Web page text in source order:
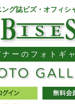
ング誌ビズ・オフィシ
ナーのフォトギ